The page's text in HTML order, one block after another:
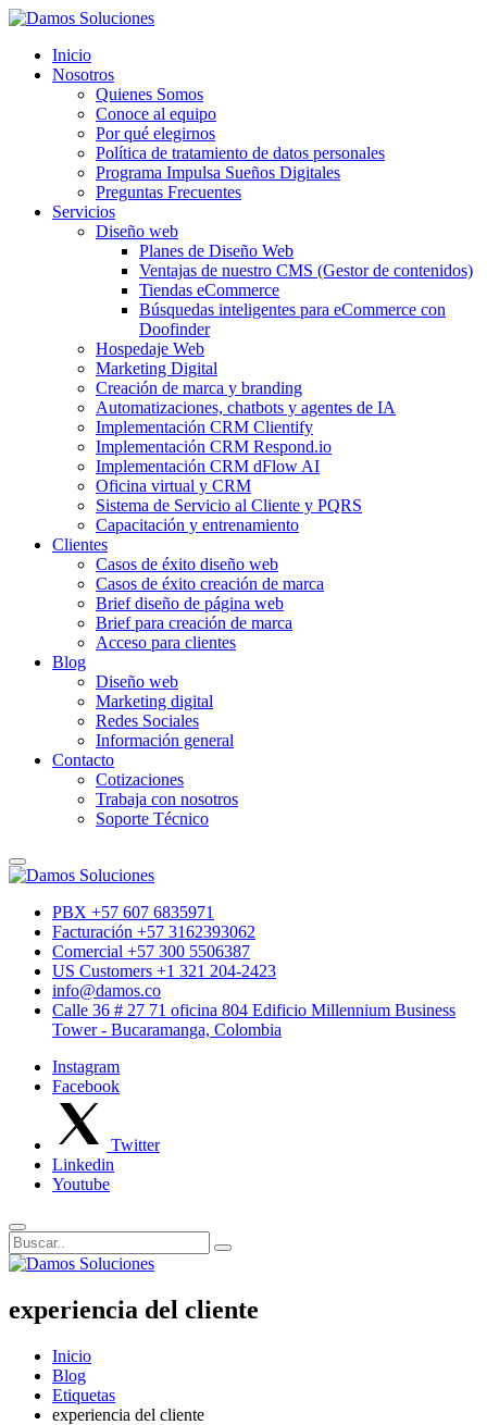
Inicio
Nosotros
Quienes Somos
Conoce al equipo
Por qué elegirnos
Política de tratamiento de datos personales
Programa Impulsa Sueños Digitales
Preguntas Frecuentes
Servicios
Diseño web
Planes de Diseño Web
Ventajas de nuestro CMS (Gestor de contenidos)
Tiendas eCommerce
Búsquedas inteligentes para eCommerce con
Doofinder
Hospedaje Web
Marketing Digital
Creación de marca y branding
Automatizaciones, chatbots y agentes de IA
Implementación CRM Clientify
Implementación CRM Respond.io
Implementación CRM dFlow AI
Oficina virtual y CRM
Sistema de Servicio al Cliente y PQRS
Capacitación y entrenamiento
Clientes
Casos de éxito diseño web
Casos de éxito creación de marca
Brief diseño de página web
Brief para creación de marca
Acceso para clientes
Blog
Diseño web
Marketing digital
Redes Sociales
Información general
Contacto
Cotizaciones
Trabaja con nosotros
Soporte Técnico
PBX +57 607 6835971
Facturación +57 3162393062
Comercial +57 300 5506387
US Customers +1 321 204-2423
info@damos.co
Calle 36 # 27 71 oficina 804 Edificio Millennium Business
Tower - Bucaramanga, Colombia
Instagram
Facebook
Twitter
Linkedin
Youtube
experiencia del cliente
Inicio
Blog
Etiquetas
experiencia del cliente